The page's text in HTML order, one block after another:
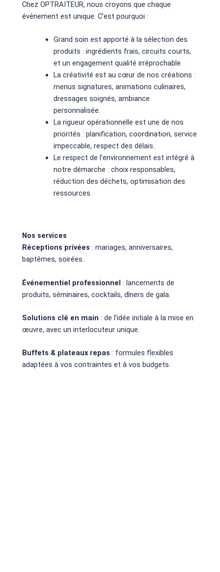
Chez OPTRAITEUR, nous croyons que chaque
événement est unique. C’est pourquoi :
Grand soin est apporté à la sélection des
produits : ingrédients frais, circuits courts,
et un engagement qualité irréprochable.
La créativité est au cœur de nos créations :
menus signatures, animations culinaires,
dressages soignés, ambiance
personnalisée.
La rigueur opérationnelle est une de nos
priorités : planification, coordination, service
impeccable, respect des délais.
Le respect de l’environnement est intégré à
notre démarche : choix responsables,
réduction des déchets, optimisation des
ressources.
Nos services
Réceptions privées : mariages, anniversaires,
baptêmes, soirées.
Événementiel professionnel : lancements de
produits, séminaires, cocktails, dîners de gala.
Solutions clé en main : de l’idée initiale à la mise en
œuvre, avec un interlocuteur unique.
Buffets & plateaux repas : formules flexibles
adaptées à vos contraintes et à vos budgets.